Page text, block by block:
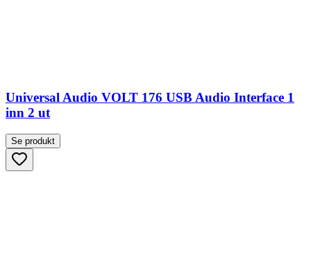
Universal Audio VOLT 176 USB Audio Interface 1
inn 2 ut
Se produkt